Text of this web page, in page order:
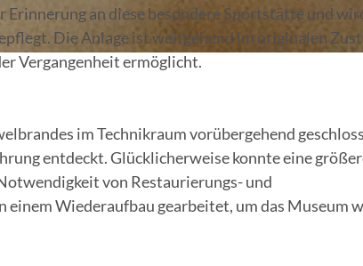
an diese besondere Sportstätte und
Die Anlage ist weitgehend im originalen
Vergangenheit ermöglicht.
im Technikraum vorübergehend
entdeckt. Glücklicherweise konnte eine
von Restaurierungs- und
Wiederaufbau gearbeitet, um das Museum